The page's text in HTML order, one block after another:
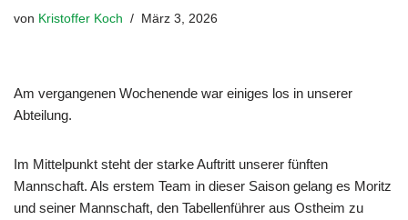
von Kristoffer Koch März 3, 2026
Am vergangenen Wochenende war einiges los in unserer
Abteilung.
Im Mittelpunkt steht der starke Auftritt unserer fünften
Mannschaft. Als erstem Team in dieser Saison gelang es Moritz
und seiner Mannschaft, den Tabellenführer aus Ostheim zu